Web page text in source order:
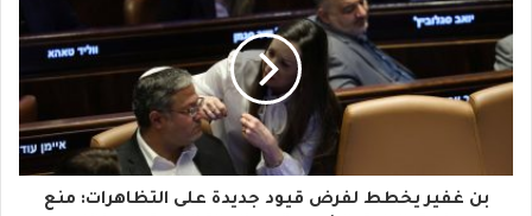
ر
ي
د
ا
بن غفير يخطط لفرض قيود جديدة على التظاهرات: منع